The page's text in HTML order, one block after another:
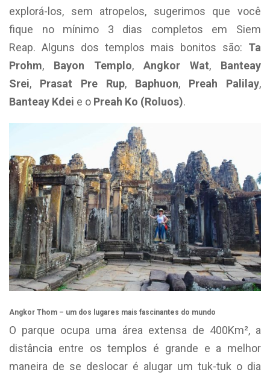
explorá-los, sem atropelos, sugerimos que você
fique no mínimo 3 dias completos em Siem
Reap. Alguns dos templos mais bonitos são: Ta
Prohm, Bayon Templo, Angkor Wat, Banteay
Srei, Prasat Pre Rup, Baphuon, Preah Palilay,
Banteay Kdei e o Preah Ko (Roluos).
Angkor Thom – um dos lugares mais fascinantes do mundo
O parque ocupa uma área extensa de 400Km², a
distância entre os templos é grande e a melhor
maneira de se deslocar é alugar um tuk-tuk o dia